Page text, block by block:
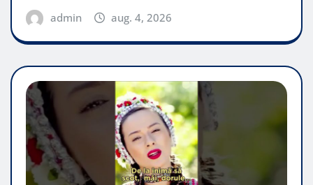
admin aug. 4, 2026